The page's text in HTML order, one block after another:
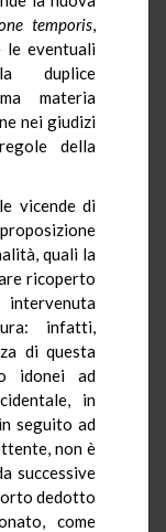
temporis,
le eventuali
duplice
materia
nei giudizi
della
vicende di
quali la
ricoperto
infatti,
di questa
idonei ad
in
seguito ad
non è
successive
dedotto
come